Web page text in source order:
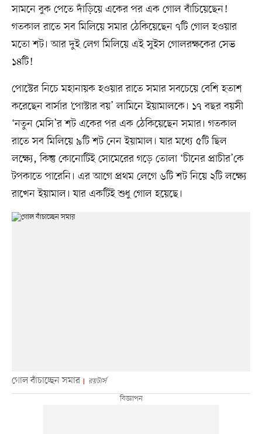
সামনে বুক পেতে দাঁড়িয়ে একের পর এক গোল বাঁচিয়েছেন!
গতকাল রাতে সব মিলিয়ে সমার ঠেকিয়েছেন ৭টি গোল হওয়ার
মতো শট। আর দুই লেগ মিলিয়ে এই সুইস গোলরক্ষকের সেভ
১৪টি!
পোস্টের নিচে মহানায়ক হওয়ার রাতে সমার সবচেয়ে বেশি হতাশ
করেছেন বার্সার ‘পোস্টার বয়’ লামিনে ইয়ামালকে। ১৭ বছর বয়সী
‘নতুন মেসি’র শট একের পর এক ঠেকিয়েছেন সমার। গতকাল
রাতে সব মিলিয়ে ৯টি শট নেন ইয়ামাল। যার মধ্যে ৫টি ছিল
লক্ষ্যে, কিন্তু কোনোটিই সোমেরের গড়ে তোলা ‘চীনের প্রাচীর’কে
টপকাতে পারেনি। এর আগে প্রথম লেগে ৬টি শট নিয়ে ২টি লক্ষ্যে
রাখেন ইয়ামাল। যার একটিই শুধু গোল হয়েছে।
গোল বাঁচাচ্ছেন সমার রয়টার্স